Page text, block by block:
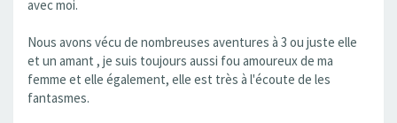
avec moi.
Nous avons vécu de nombreuses aventures à 3 ou juste elle
et un amant , je suis toujours aussi fou amoureux de ma
femme et elle également, elle est très à l'écoute de les
fantasmes.